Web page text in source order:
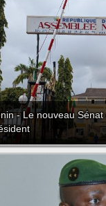
- Le nouveau